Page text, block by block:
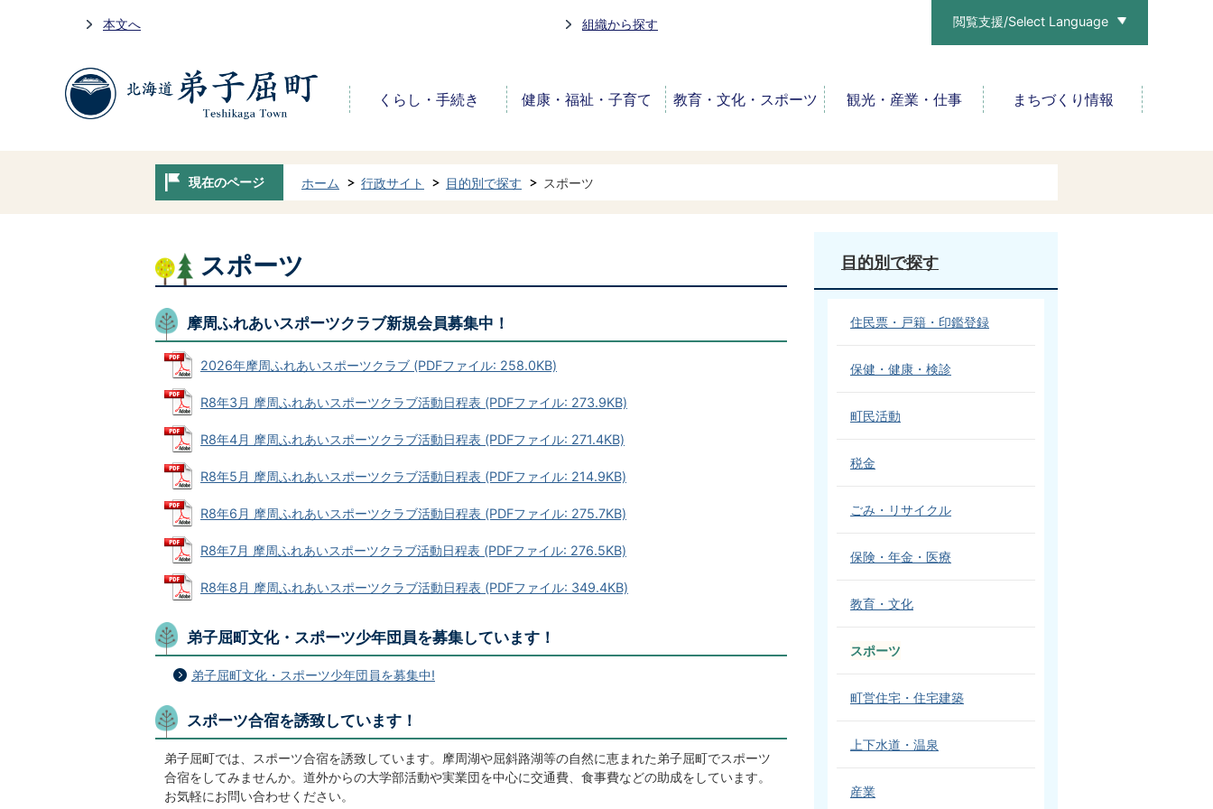
本文へ 組織から探す 閲覧支援/Select Language
くらし・手続き 健康・福祉・子育て 教育・文化・スポーツ 観光・産業・仕事 まちづくり情報
現在のページ ホーム 行政サイト 目的別で探す スポーツ
スポーツ
摩周ふれあいスポーツクラブ新規会員募集中！
2026年摩周ふれあいスポーツクラブ (PDFファイル: 258.0KB)
R8年3月 摩周ふれあいスポーツクラブ活動日程表 (PDFファイル: 273.9KB)
R8年4月 摩周ふれあいスポーツクラブ活動日程表 (PDFファイル: 271.4KB)
R8年5月 摩周ふれあいスポーツクラブ活動日程表 (PDFファイル: 214.9KB)
R8年6月 摩周ふれあいスポーツクラブ活動日程表 (PDFファイル: 275.7KB)
R8年7月 摩周ふれあいスポーツクラブ活動日程表 (PDFファイル: 276.5KB)
R8年8月 摩周ふれあいスポーツクラブ活動日程表 (PDFファイル: 349.4KB)
弟子屈町文化・スポーツ少年団員を募集しています！
弟子屈町文化・スポーツ少年団員を募集中!
スポーツ合宿を誘致しています！
弟子屈町では、スポーツ合宿を誘致しています。摩周湖や屈斜路湖等の自然に恵まれた弟子屈町でスポーツ
合宿をしてみませんか。道外からの大学部活動や実業団を中心に交通費、食事費などの助成をしています。
お気軽にお問い合わせください。
目的別で探す
住民票・戸籍・印鑑登録
保健・健康・検診
町民活動
税金
ごみ・リサイクル
保険・年金・医療
教育・文化
スポーツ
町営住宅・住宅建築
上下水道・温泉
産業